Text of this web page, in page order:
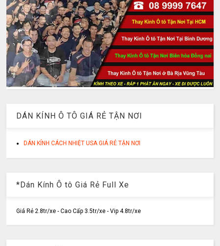
DÁN KÍNH Ô TÔ GIÁ RẺ TẬN NƠI
DÁN KÍNH CÁCH NHIỆT USA GIÁ RẺ TẬN NƠI
*Dán Kính Ô tô Giá Rẻ Full Xe
Giá Rẻ 2.8tr/xe - Cao Cấp 3.5tr/xe - Vip 4.8tr/xe